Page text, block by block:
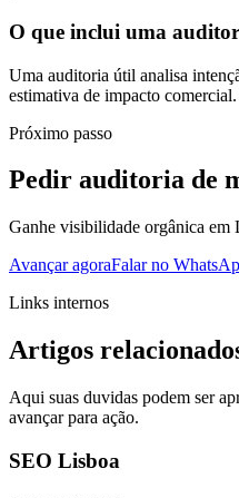
O que inclui uma
Uma auditoria útil analisa
estimativa de impacto comercial.
Próximo passo
Pedir auditoria de
Ganhe visibilidade orgânica em
Avançar agoraFalar no
Links internos
Artigos
Aqui suas duvidas podem ser
avançar para ação.
SEO Lisboa